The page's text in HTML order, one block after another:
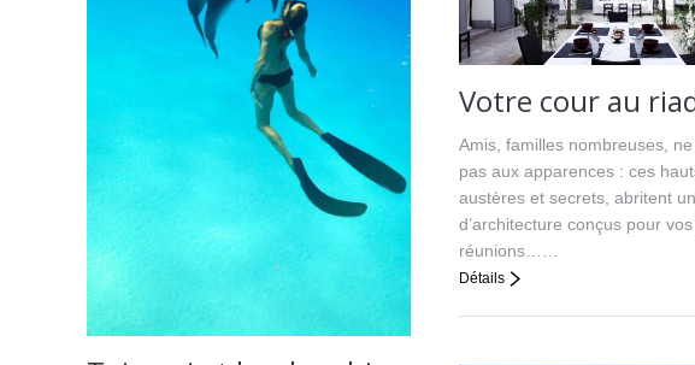
Votre cour au
Amis, familles nombreuses,
pas aux apparences : ces
austères et secrets, abritent
d’architecture conçus pour
réunions……
Détails